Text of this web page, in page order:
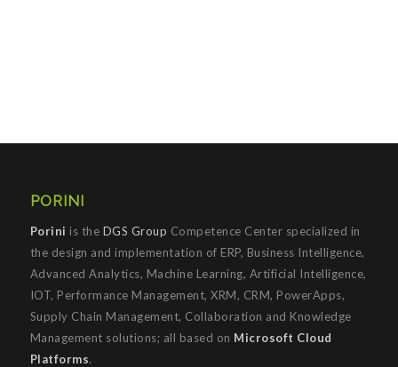
PORINI
Porini is the DGS Group Competence Center specialized in
the design and implementation of ERP, Business Intelligence,
Advanced Analytics, Machine Learning, Artificial Intelligence,
IOT, Performance Management, XRM, CRM, PowerApps,
Supply Chain Management, Collaboration and Knowledge
Management solutions; all based on Microsoft Cloud
Platforms.